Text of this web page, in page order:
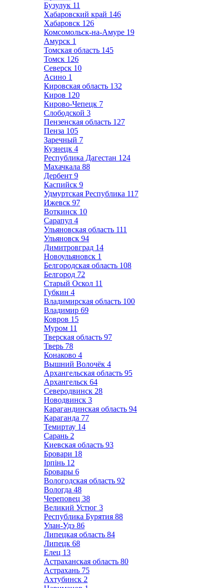
Бузулук 11
Хабаровский край 146
Хабаровск 126
Комсомольск-на-Амуре 19
Амурск 1
Томская область 145
Томск 126
Северск 10
Асино 1
Кировская область 132
Киров 120
Кирово-Чепецк 7
Слободской 3
Пензенская область 127
Пенза 105
Заречный 7
Кузнецк 4
Республика Дагестан 124
Махачкала 88
Дербент 9
Каспийск 9
Удмуртская Республика 117
Ижевск 97
Воткинск 10
Сарапул 4
Ульяновская область 111
Ульяновск 94
Димитровград 14
Новоульяновск 1
Белгородская область 108
Белгород 72
Старый Оскол 11
Губкин 4
Владимирская область 100
Владимир 69
Ковров 15
Муром 11
Тверская область 97
Тверь 78
Конаково 4
Вышний Волочёк 4
Архангельская область 95
Архангельск 64
Северодвинск 28
Новодвинск 3
Карагандинская область 94
Караганда 77
Темиртау 14
Сарань 2
Киевская область 93
Бровари 18
Ірпінь 12
Бровары 6
Вологодская область 92
Вологда 48
Череповец 38
Великий Устюг 3
Республика Бурятия 88
Улан-Удэ 86
Липецкая область 84
Липецк 68
Елец 13
Астраханская область 80
Астрахань 75
Ахтубинск 2